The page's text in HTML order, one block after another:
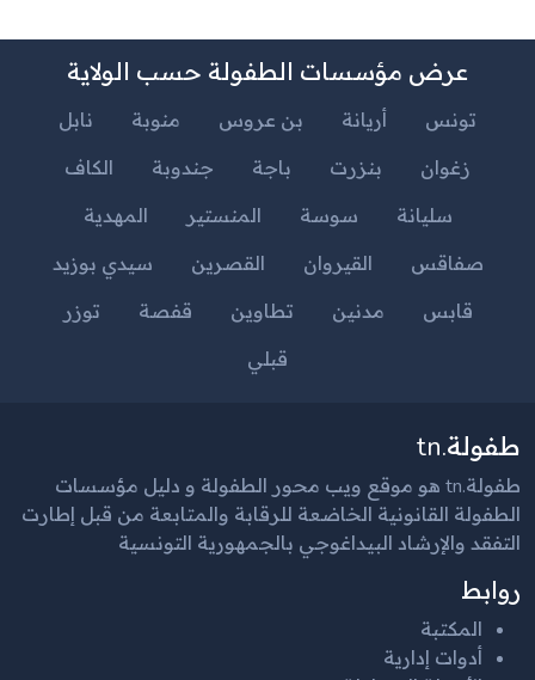
عرض مؤسسات الطفولة حسب الولاية
تونس أريانة بن عروس منوبة
نابل
زغوان
بنزرت باجة جندوبة
الكاف
سليانة
سوسة المنستير
المهدية
صفاقس
القيروان القصرين
سيدي بوزيد
قابس
مدنين تطاوين قفصة
توزر
قبلي
طفولة.tn
طفولة.tn هو موقع ويب محور الطفولة و دليل مؤسسات
الطفولة القانونية الخاضعة للرقابة والمتابعة من قبل إطارت
التفقد والإرشاد البيداغوجي بالجمهورية التونسية
روابط
المكتبة
أدوات إدارية